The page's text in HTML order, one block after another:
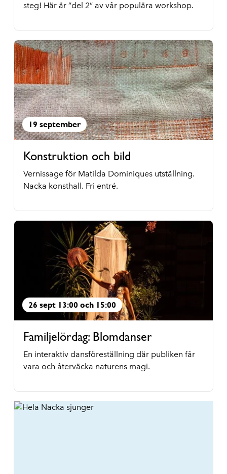
steg! Här är ”del 2” av vår populära workshop.
19 september
Konstruktion och bild
Vernissage för Matilda Dominiques utställning.
Nacka konsthall. Fri entré.
26 sept 13:00 och 15:00
Familjelördag: Blomdanser
En interaktiv dansföreställning där publiken får
vara och återväcka naturens magi.